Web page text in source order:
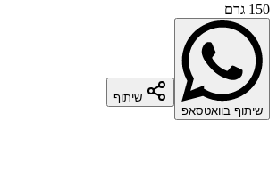
150 גרם
שיתוף בוואטסאפ
שיתוף